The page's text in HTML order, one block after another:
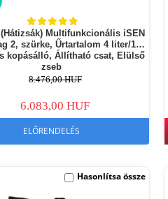
Multifunkcionális iSEN
2, szürke, Űrtartalom 4 liter/10
kopásálló, Állítható csat, Elülső
zseb
8.476,00 HUF
6.083,00 HUF
ELŐRENDELÉS
Hasonlítsa össze